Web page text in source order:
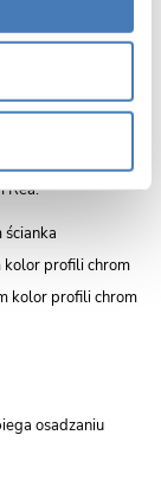
Rea:
profili chrom
kolor profili chrom
osadzaniu